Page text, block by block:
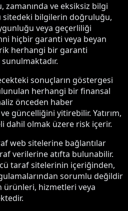
zamanında ve eksiksiz bilgi
sitedeki bilgilerin doğruluğu,
veya geçerliliği
hiçbir garanti veya beyan
herhangi bir garanti
sonuçların göstergesi
herhangi bir finansal
önceden haber
güncelliğini yitirebilir. Yatırım,
dahil olmak üzere risk içerir.
web sitelerine bağlantılar
verilerine atıfta bulunabilir.
taraf sitelerinin içeriğinden,
sorumlu değildir
ürünleri, hizmetleri veya